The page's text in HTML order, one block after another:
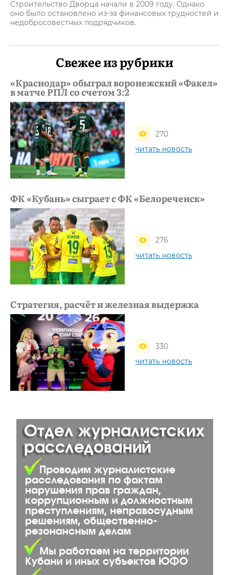
Строительство Дворца начали в 2009 году. Однако
оно было остановлено из-за финансовых трудностей и
недобросовестных подрядчиков.
Свежее из рубрики
«Краснодар» обыграл воронежский «Факел»
в матче РПЛ со счетом 3:2
270
читать новость
ФК «Кубань» сыграет с ФК «Белореченск»
276
читать новость
Стратегия, расчёт и железная выдержка
330
читать новость